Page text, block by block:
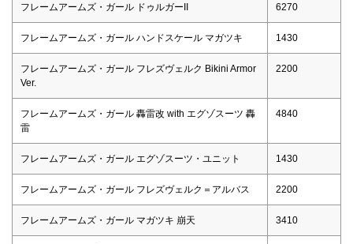
フレームアームズ・ガール ドゥルガーII 6270
フレームアームズ・ガール ハンドスケール マガツキ 1430
フレームアームズ・ガール フレズヴェルク Bikini Armor
Ver.
2200
フレームアームズ・ガール 轟雷改 with エグゾスーツ 轟
雷
4840
フレームアームズ・ガール エグゾスーツ・ユニット 1430
フレームアームズ・ガール フレズヴェルク＝アルバス 2200
フレームアームズ・ガール マガツキ 崩天 3410